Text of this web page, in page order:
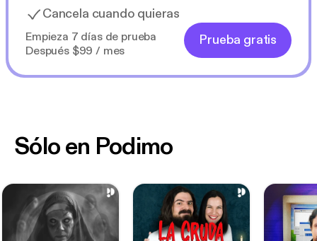
Cancela cuando quieras
Empieza 7 días de prueba
Después $99 / mes
Prueba gratis
Sólo en Podimo